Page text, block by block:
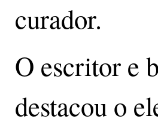
curador.
O escritor e
destacou o